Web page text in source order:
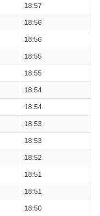
18:57
18:56
18:56
18:55
18:55
18:54
18:54
18:53
18:53
18:52
18:51
18:51
18:50